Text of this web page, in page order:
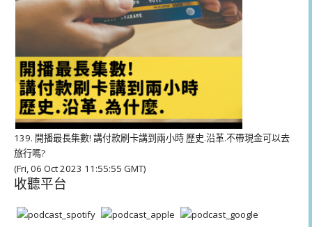
139. 開播最長集數! 講付款刷卡講到兩小時 歷史.沿革.不帶現金可以去
旅行嗎?
(Fri, 06 Oct 2023 11:55:55 GMT)
收聽平台